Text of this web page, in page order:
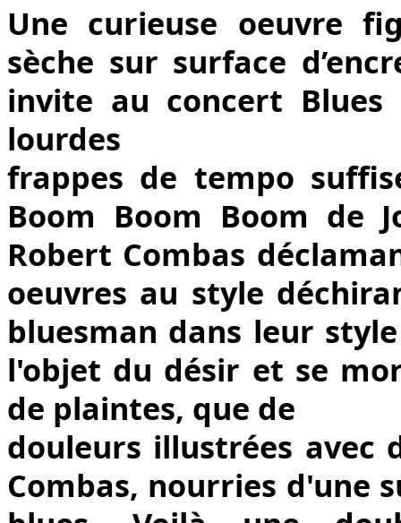
Une curieuse oeuvre
sèche sur surface
invite au concert Blues
lourdes
frappes de tempo
Boom Boom Boom de
Robert Combas
oeuvres au style
bluesman dans leur
l'objet du désir et se
de plaintes, que de
douleurs illustrées avec
Combas, nourries d'une